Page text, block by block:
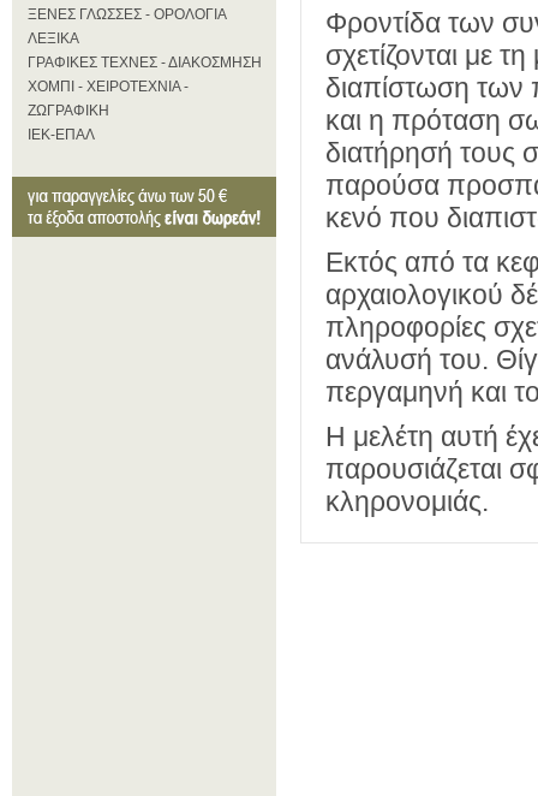
ΞΕΝΕΣ ΓΛΩΣΣΕΣ - ΟΡΟΛΟΓΙΑ
ΛΕΞΙΚΑ
ΓΡΑΦΙΚΕΣ ΤΕΧΝΕΣ - ΔΙΑΚΟΣΜΗΣΗ
ΧΟΜΠΙ - ΧΕΙΡΟΤΕΧΝΙΑ -
ΖΩΓΡΑΦΙΚΗ
ΙΕΚ-ΕΠΑΛ
Φροντίδα των
σχετίζονται με
διαπίστωση
και η πρόταση
διατήρησή τους
παρούσα
κενό που
Εκτός από τα
αρχαιολογικού
πληροφορίες
ανάλυσή του.
περγαμηνή και
Η μελέτη αυτή
παρουσιάζεται
κληρονομιάς.